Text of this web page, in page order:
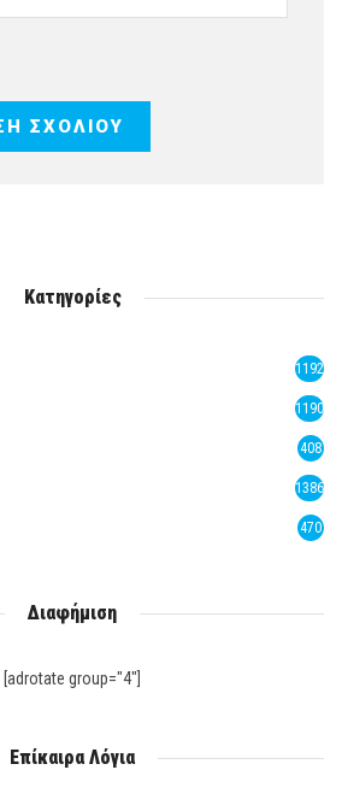
Κατηγορίες
1192
1190
408
1386
470
Διαφήμιση
[adrotate group="4"]
Επίκαιρα Λόγια